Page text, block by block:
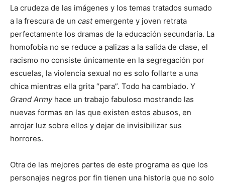
La crudeza de las imágenes y los temas tratados sumado
a la frescura de un castemergente y joven retrata
perfectamente los dramas de la educación secundaria. La
homofobia no se reduce a palizas a la salida de clase, el
racismo no consiste únicamente en la segregación por
escuelas, la violencia sexual no es solo follarte a una
chica mientras ella grita “para”. Todo ha cambiado. Y
Grand Armyhace un trabajo fabuloso mostrando las
nuevas formas en las que existen estos abusos, en
arrojar luz sobre ellos y dejar de invisibilizar sus
horrores.
Otra de las mejores partes de este programa es que los
personajes negros por fin tienen una historia que no solo